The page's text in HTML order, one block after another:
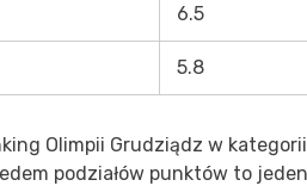
6.5
5.8
Olimpii Grudziądz w
podziałów punktów to